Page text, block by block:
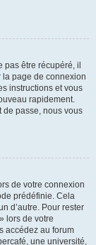
pas être récupéré, il
page de connexion
instructions et vous
rapidement.
de passe, nous vous
de votre connexion
prédéfinie. Cela
d’autre. Pour rester
lors de votre
accédez au forum
une université,